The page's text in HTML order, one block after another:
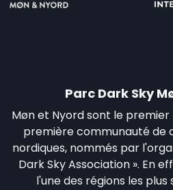
Parc Dark Sky
Møn et Nyord sont le
première communauté de
nordiques, nommés par
Dark Sky Association ». En
l'une des régions les